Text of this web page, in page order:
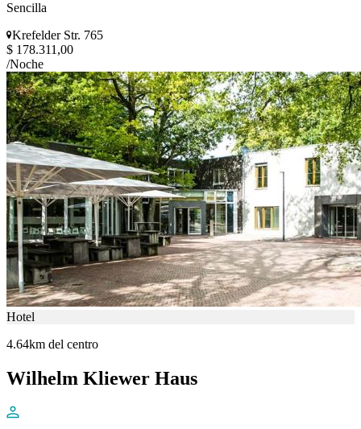
Sencilla
Krefelder Str. 765
$ 178.311,00
/Noche
Hotel
4.64km del centro
Wilhelm Kliewer Haus